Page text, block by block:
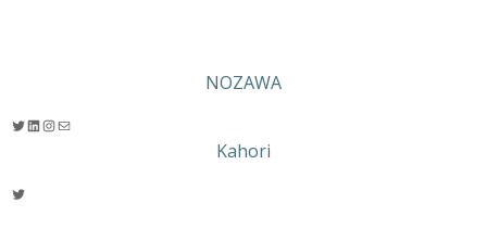
NOZAWA
Twitter LinkedIn Instagramメール
Kahori
Twitter